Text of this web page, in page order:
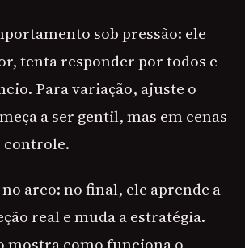
sob pressão: ele
tenta responder por todos e
Para variação, ajuste o
a ser gentil, mas em cenas
controle.
arco: no final, ele aprende a
real e muda a estratégia.